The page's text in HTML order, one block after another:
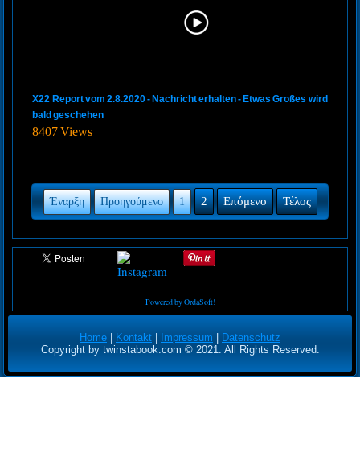
X22 Report vom 2.8.2020 - Nachricht erhalten - Etwas Großes wird
bald geschehen
8407 Views
Έναρξη Προηγούμενο 1 2 Επόμενο Τέλος
Powered by OrdaSoft!
Home Kontakt Impressum
Datenschutz
Copyright by twinstabook.com © 2021. All Rights Reserved.